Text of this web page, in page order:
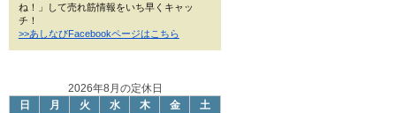
ね！」して売れ筋情報をいち早くキャッ
チ！
>>あしなびFacebookページはこちら
2026年8月の定休日
日
月 火 水 木 金
土